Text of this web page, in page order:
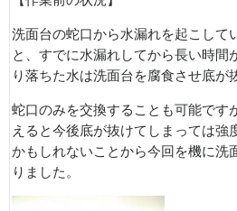
洗面台の蛇口から水漏れを起こして
と、すでに水漏れしてから長い時間
り落ちた水は洗面台を腐食させ底が
蛇口のみを交換することも可能です
えると今後底が抜けてしまっては強
かもしれないことから今回を機に洗
りました。